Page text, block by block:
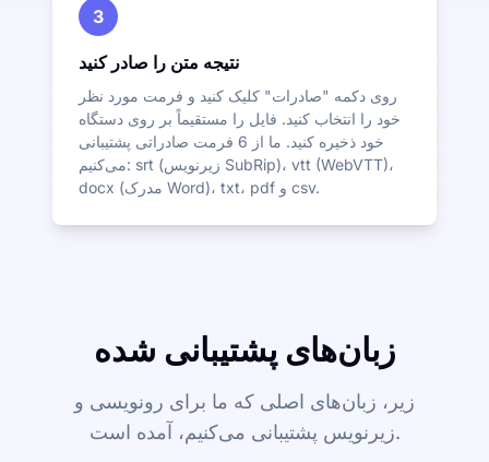
3
نتیجه متن را صادر کنید
روی دکمه "صادرات" کلیک کنید و فرمت مورد نظر
خود را انتخاب کنید. فایل را مستقیماً بر روی دستگاه
خود ذخیره کنید. ما از 6 فرمت صادراتی پشتیبانی
می‌کنیم: srt (زیرنویس SubRip)، vtt (WebVTT)،
docx (مدرک Word)، txt، pdf و csv.
زبان‌های پشتیبانی شده
زیر، زبان‌های اصلی که ما برای رونویسی و
زیرنویس پشتیبانی می‌کنیم، آمده است.